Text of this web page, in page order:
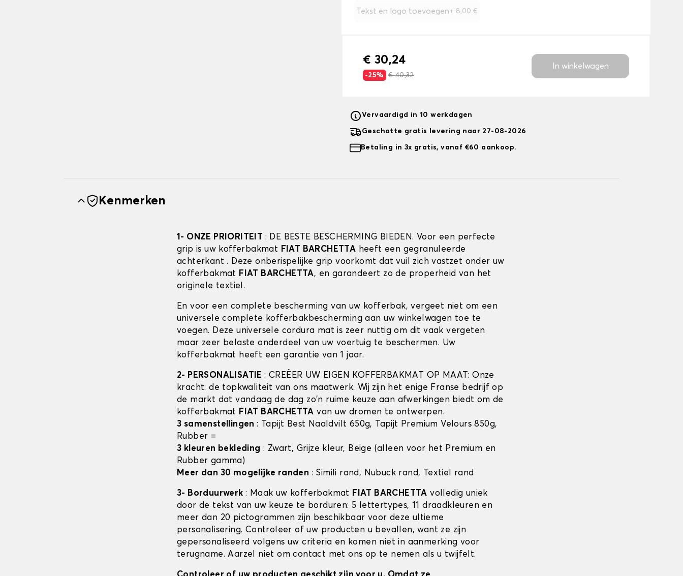
Tekst en logo toevoegen+ 8,00 €
€ 30,24
-25% € 40,32
In winkelwagen
Vervaardigd in 10 werkdagen
Geschatte gratis levering naar 27-08-2026
Betaling in 3x gratis, vanaf €60 aankoop.
Kenmerken
1- ONZE PRIORITEIT : DE BESTE BESCHERMING BIEDEN. Voor een perfecte
grip is uw kofferbakmat FIAT BARCHETTA heeft een gegranuleerde
achterkant . Deze onberispelijke grip voorkomt dat vuil zich vastzet onder uw
kofferbakmat FIAT BARCHETTA, en garandeert zo de properheid van het
originele textiel.
En voor een complete bescherming van uw kofferbak, vergeet niet om een
universele complete kofferbakbescherming aan uw winkelwagen toe te
voegen. Deze universele cordura mat is zeer nuttig om dit vaak vergeten
maar zeer belaste onderdeel van uw voertuig te beschermen. Uw
kofferbakmat heeft een garantie van 1 jaar.
2- PERSONALISATIE: CREËER UW EIGEN KOFFERBAKMAT OP MAAT: Onze
kracht: de topkwaliteit van ons maatwerk. Wij zijn het enige Franse bedrijf op
de markt dat vandaag de dag zo'n ruime keuze aan afwerkingen biedt om de
kofferbakmat FIAT BARCHETTA van uw dromen te ontwerpen.
3 samenstellingen: Tapijt Best Naaldvilt 650g, Tapijt Premium Velours 850g,
Rubber =
3 kleuren bekleding : Zwart, Grijze kleur, Beige (alleen voor het Premium en
Rubber gamma)
Meer dan 30 mogelijke randen : Simili rand, Nubuck rand, Textiel rand
3- Borduurwerk : Maak uw kofferbakmat FIAT BARCHETTA volledig uniek
door de tekst van uw keuze te borduren: 5 lettertypes, 11 draadkleuren en
meer dan 20 pictogrammen zijn beschikbaar voor deze ultieme
personalisering. Controleer of uw producten u bevallen, want ze zijn
gepersonaliseerd volgens uw criteria en komen niet in aanmerking voor
terugname. Aarzel niet om contact met ons op te nemen als u twijfelt.